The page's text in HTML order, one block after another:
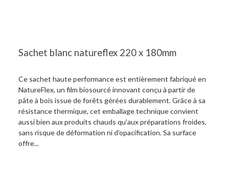
Sachet blanc natureflex 220 x 180mm
Ce sachet haute performance est entièrement fabriqué en
NatureFlex, un film biosourcé innovant conçu à partir de
pâte à bois issue de forêts gérées durablement. Grâce à sa
résistance thermique, cet emballage technique convient
aussi bien aux produits chauds qu'aux préparations froides,
sans risque de déformation ni d'opacification. Sa surface
offre...